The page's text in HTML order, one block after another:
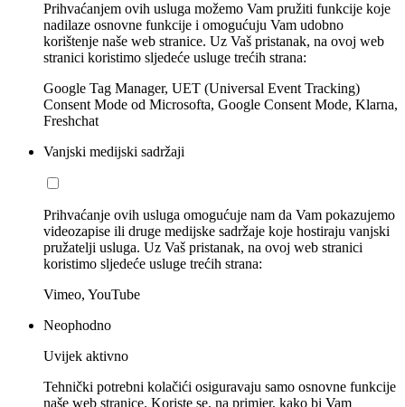
Prihvaćanjem ovih usluga možemo Vam pružiti funkcije koje
nadilaze osnovne funkcije i omogućuju Vam udobno
korištenje naše web stranice. Uz Vaš pristanak, na ovoj web
stranici koristimo sljedeće usluge trećih strana:
Google Tag Manager, UET (Universal Event Tracking)
Consent Mode od Microsofta, Google Consent Mode, Klarna,
Freshchat
Vanjski medijski sadržaji
Prihvaćanje ovih usluga omogućuje nam da Vam pokazujemo
videozapise ili druge medijske sadržaje koje hostiraju vanjski
pružatelji usluga. Uz Vaš pristanak, na ovoj web stranici
koristimo sljedeće usluge trećih strana:
Vimeo, YouTube
Neophodno
Uvijek aktivno
Tehnički potrebni kolačići osiguravaju samo osnovne funkcije
naše web stranice. Koriste se, na primjer, kako bi Vam